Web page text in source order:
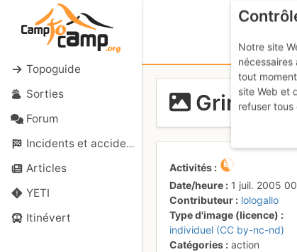
Topoguide
Sorties
Forum
Incidents et accidents
Articles
YETI
Itinévert
Grimpe
Activités
Date/heure
1 juil. 2005
Contributeur
lologallo
Type d'image (licence)
individuel (CC by-nc-nd)
Catégories
action
Notre site
tout
site Web et
refuser tous